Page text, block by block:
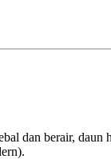
dan berair, daun